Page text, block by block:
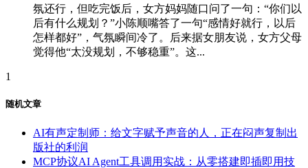
氛还行，但吃完饭后，女方妈妈随口问了一句：“你们以
后有什么规划？”小陈顺嘴答了一句“感情好就行，以后
怎样都好”，气氛瞬间冷了。后来据女朋友说，女方父母
觉得他“太没规划，不够稳重”。这...
1
随机文章
AI有声定制师：给文字赋予声音的人，正在闷声复制出
版社的利润
MCP协议AI Agent工具调用实战：从零搭建即插即用技